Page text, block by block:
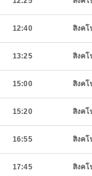
12:40 สิงคโ
13:25 สิงคโ
15:00 สิงคโ
15:20 สิงคโ
16:55 สิงคโ
17:45 สิงคโ